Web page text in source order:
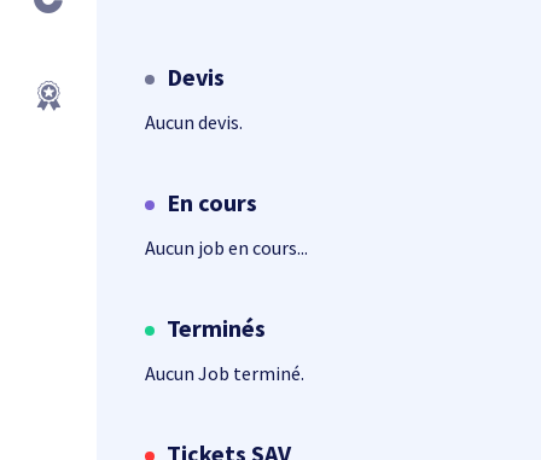
Devis
Aucun devis.
En cours
Aucun job en cours...
Terminés
Aucun Job terminé.
Tickets SAV